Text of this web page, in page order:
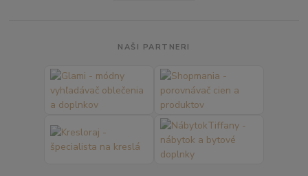
NAŠI PARTNERI